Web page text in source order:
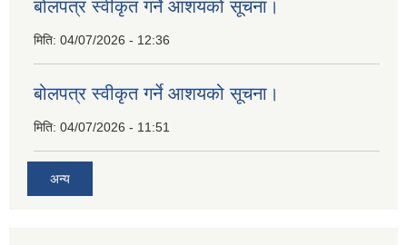
बोलपत्र स्वीकृत गर्ने आशयको सूचना।
मिति: 04/07/2026 - 12:36
बोलपत्र स्वीकृत गर्ने आशयको सूचना।
मिति: 04/07/2026 - 11:51
अन्य